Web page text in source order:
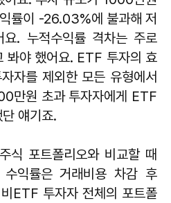
률이 -26.03%에 불과해 저
요. 누적수익률 격차는 주로
봐야 했어요. ETF 투자의 효
자를 제외한 모든 유형에서
만원 초과 투자자에게 ETF
얘기죠.
식 포트폴리오와 비교할 때
익률은 거래비용 차감 후
ETF 투자자 전체의 포트폴